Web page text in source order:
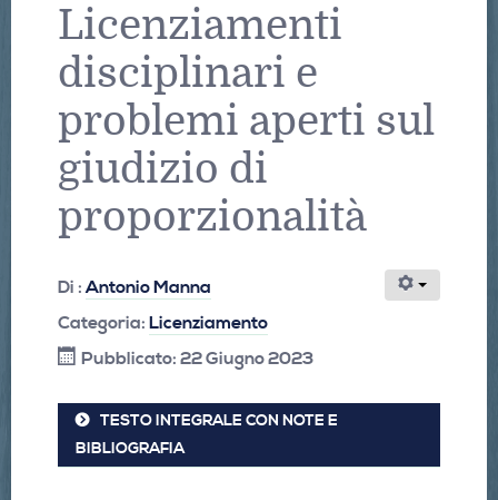
Licenziamenti
disciplinari e
problemi aperti sul
giudizio di
proporzionalità
Di :Antonio Manna
Categoria: Licenziamento
Pubblicato: 22 Giugno 2023
TESTO INTEGRALE CON NOTE E
BIBLIOGRAFIA